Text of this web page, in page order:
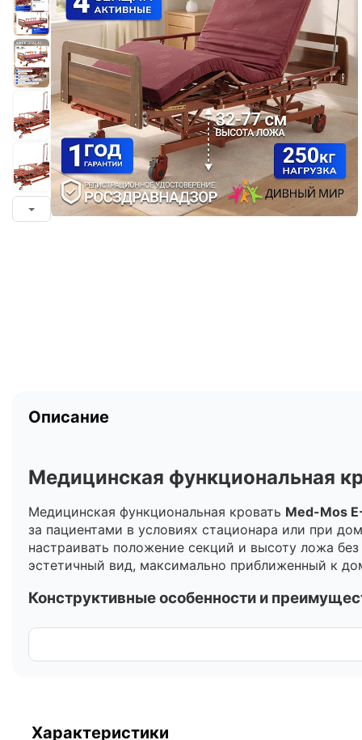
Описание
Медицинская функциональная
Медицинская функциональная кровать Med-Mos
за пациентами в условиях стационара или при
настраивать положение секций и высоту ложа
эстетичный вид, максимально приближенный к
Конструктивные особенности и
Двойной подвижный каркас:Изготовлен из
Стальные
вентиляционных отверстий на каждой
Характеристики